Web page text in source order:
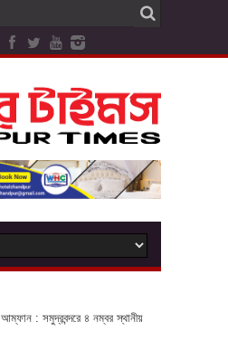
আম্ফান : সমুদ্রবন্দরে ৪ নম্বর স্থানীয়